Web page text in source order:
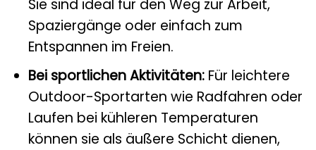
Sie sind ideal für den Weg zur Arbeit,
Spaziergänge oder einfach zum
Entspannen im Freien.
Bei sportlichen Aktivitäten:Für leichtere
Outdoor-Sportarten wie Radfahren oder
Laufen bei kühleren Temperaturen
können sie als äußere Schicht dienen,